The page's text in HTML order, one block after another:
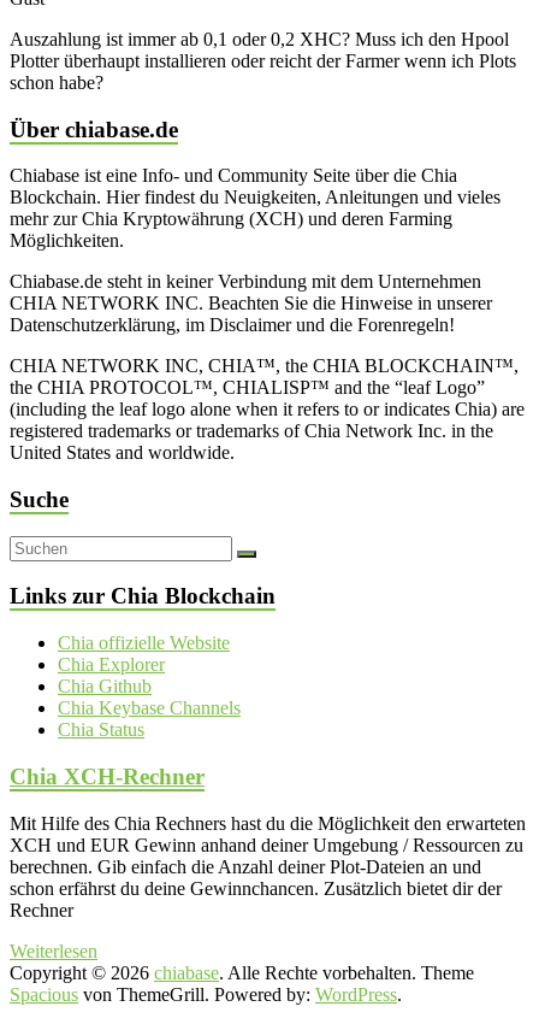
Auszahlung ist immer ab 0,1 oder 0,2 XHC? Muss ich den Hpool
Plotter überhaupt installieren oder reicht der Farmer wenn ich Plots
schon habe?
Über chiabase.de
Chiabase ist eine Info- und Community Seite über die Chia
Blockchain. Hier findest du Neuigkeiten, Anleitungen und vieles
mehr zur Chia Kryptowährung (XCH) und deren Farming
Möglichkeiten.
Chiabase.de steht in keiner Verbindung mit dem Unternehmen
CHIA NETWORK INC. Beachten Sie die Hinweise in unserer
Datenschutzerklärung, im Disclaimer und die Forenregeln!
CHIA NETWORK INC, CHIA™, the CHIA BLOCKCHAIN™,
the CHIA PROTOCOL™, CHIALISP™ and the “leaf Logo”
(including the leaf logo alone when it refers to or indicates Chia) are
registered trademarks or trademarks of Chia Network Inc. in the
United States and worldwide.
Suche
Links zur Chia Blockchain
Chia offizielle Website
Chia Explorer
Chia Github
Chia Keybase Channels
Chia Status
Chia XCH-Rechner
Mit Hilfe des Chia Rechners hast du die Möglichkeit den erwarteten
XCH und EUR Gewinn anhand deiner Umgebung / Ressourcen zu
berechnen. Gib einfach die Anzahl deiner Plot-Dateien an und
schon erfährst du deine Gewinnchancen. Zusätzlich bietet dir der
Rechner
Weiterlesen
Copyright © 2026 chiabase. Alle Rechte vorbehalten. Theme
Spacious von ThemeGrill. Powered by: WordPress.